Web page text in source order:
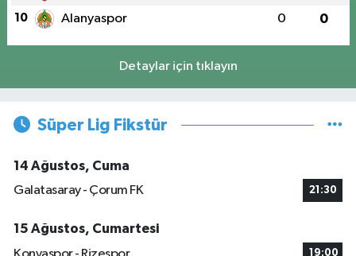
10 Alanyaspor 0 0
Detaylar için tıklayın
Süper Lig Fikstür
14 Ağustos, Cuma
Galatasaray - Çorum FK
21:30
15 Ağustos, Cumartesi
19:00